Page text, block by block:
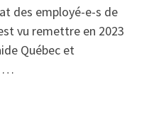
des employé-e-s de
vu remettre en 2023
Québec et
…